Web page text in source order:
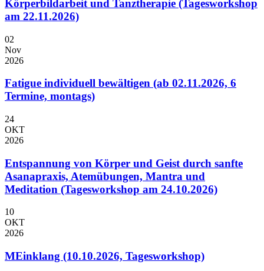
Körperbildarbeit und Tanztherapie (Tagesworkshop
am 22.11.2026)
02
Nov
2026
Fatigue individuell bewältigen (ab 02.11.2026, 6
Termine, montags)
24
OKT
2026
Entspannung von Körper und Geist durch sanfte
Asanapraxis, Atemübungen, Mantra und
Meditation (Tagesworkshop am 24.10.2026)
10
OKT
2026
MEinklang (10.10.2026, Tagesworkshop)